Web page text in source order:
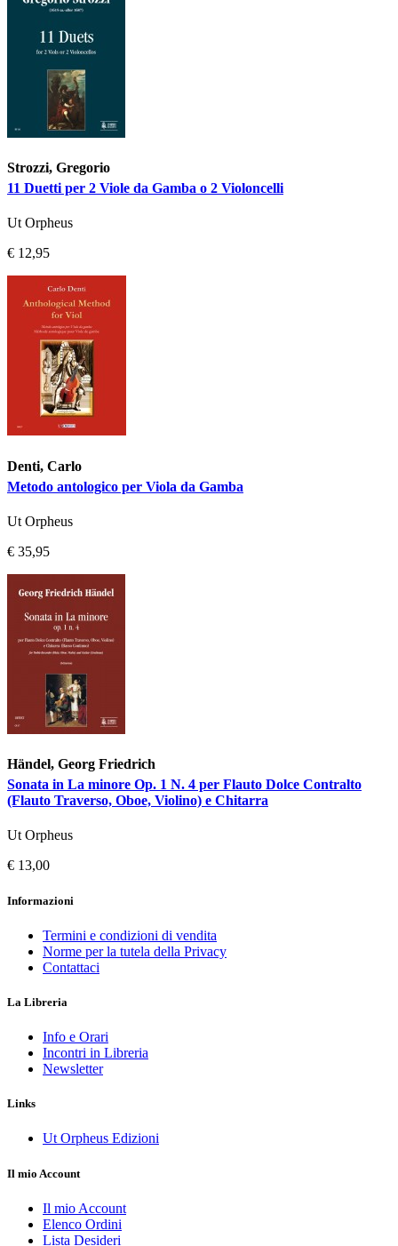
Strozzi, Gregorio
11 Duetti per 2 Viole da Gamba o 2 Violoncelli
Ut Orpheus
€ 12,95
Denti, Carlo
Metodo antologico per Viola da Gamba
Ut Orpheus
€ 35,95
Händel, Georg Friedrich
Sonata in La minore Op. 1 N. 4 per Flauto Dolce Contralto
(Flauto Traverso, Oboe, Violino) e Chitarra
Ut Orpheus
€ 13,00
Informazioni
Termini e condizioni di vendita
Norme per la tutela della Privacy
Contattaci
La Libreria
Info e Orari
Incontri in Libreria
Newsletter
Links
Ut Orpheus Edizioni
Il mio Account
Il mio Account
Elenco Ordini
Lista Desideri